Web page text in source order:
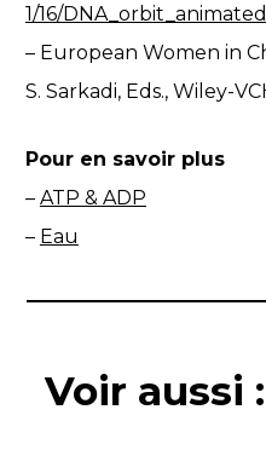
1/16/
– European Women in
S. Sarkadi, Eds., Wiley-
Pour en savoir plus
– ATP & ADP
– Eau
Voir aussi :